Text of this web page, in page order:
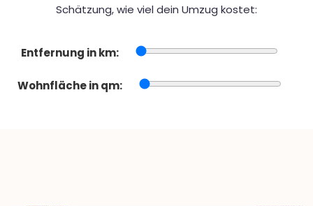
Schätzung, wie viel dein Umzug kostet:
Entfernung in km:
Wohnfläche in qm: